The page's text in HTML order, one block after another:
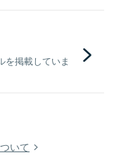
を掲載していま
いて